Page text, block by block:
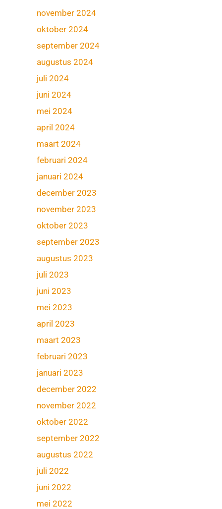
november 2024
oktober 2024
september 2024
augustus 2024
juli 2024
juni 2024
mei 2024
april 2024
maart 2024
februari 2024
januari 2024
december 2023
november 2023
oktober 2023
september 2023
augustus 2023
juli 2023
juni 2023
mei 2023
april 2023
maart 2023
februari 2023
januari 2023
december 2022
november 2022
oktober 2022
september 2022
augustus 2022
juli 2022
juni 2022
mei 2022